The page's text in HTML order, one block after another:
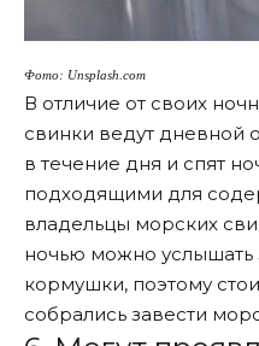
Фото: Unsplash.com
В отличие от своих
свинки ведут дневной
в течение дня и спят
подходящими для
владельцы морских
ночью можно услышать
кормушки, поэтому
собрались завести